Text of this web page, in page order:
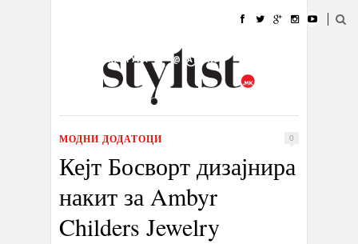
УБАВИНА
КУЛТУРА @РАБОТА
ИЗЛОГ
МОДНИ ДОДАТОЦИ 0
Кејт Босворт дизајнира
накит за Ambyr
Childers Jewelry